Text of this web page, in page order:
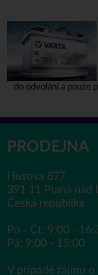
do odvolání a pouze
PRODEJNA
Husova 877
391 11 Planá nad
Česká republika
Po - Čt: 9:00 -
Pá: 9:00 - 15:00
V případě zájmu o